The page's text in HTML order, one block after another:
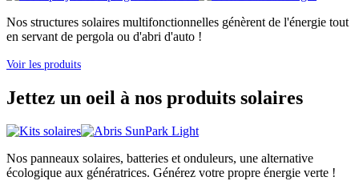
Nos structures solaires multifonctionnelles génèrent de l'énergie tout
en servant de pergola ou d'abri d'auto !
Voir les produits
Jettez un oeil à nos produits solaires
Nos panneaux solaires, batteries et onduleurs, une alternative
écologique aux génératrices. Générez votre propre énergie verte !